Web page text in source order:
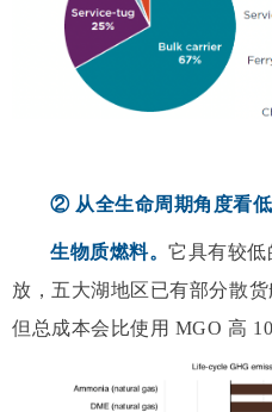
② 从全生命周期角度看
生物质燃料。它具有较
放，五大湖地区已有部分散
但总成本会比使用 MGO 高